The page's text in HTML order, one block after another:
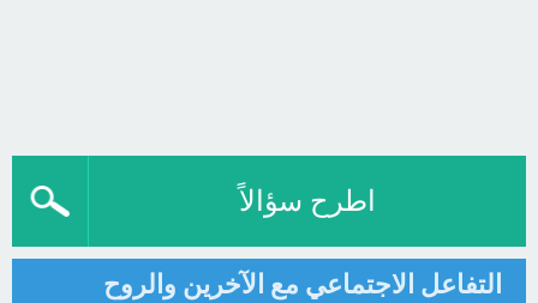
اطرح سؤالاً
التفاعل الاجتماعي مع الآخرين والروح